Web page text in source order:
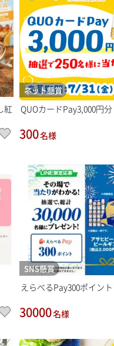
紅
ネット懸賞
QUOカードPay3,000円分
300名様
SNS懸賞
えらべるPay300ポイント
30000名様